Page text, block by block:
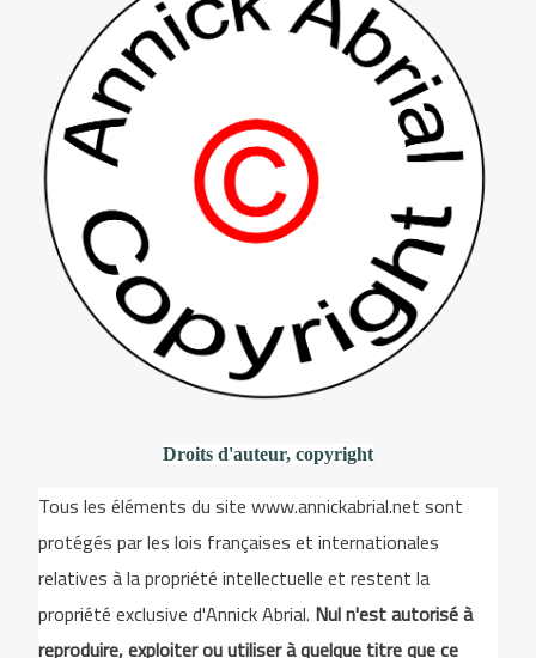
Droits d'auteur, copyright
Tous les éléments du site www.annickabrial.net sont
protégés par les lois françaises et internationales
relatives à la propriété intellectuelle et restent la
propriété exclusive d'Annick Abrial. Nul n'est autorisé à
reproduire, exploiter ou utiliser à quelque titre que ce